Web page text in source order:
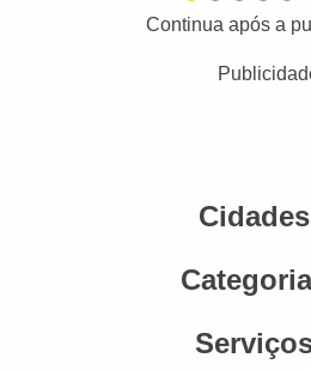
Continua após a
Cidades